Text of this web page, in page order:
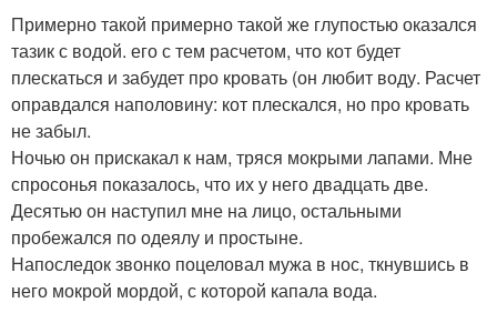
Примерно такой примерно такой же глупостью оказался
тазик с водой. его с тем расчетом, что кот будет
плескаться и забудет про кровать (он любит воду. Расчет
оправдался наполовину: кот плескался, но про кровать
не забыл.
Ночью он прискакал к нам, тряся мокрыми лапами. Мне
спросонья показалось, что их у него двадцать две.
Десятью он наступил мне на лицо, остальными
пробежался по одеялу и простыне.
Напоследок звонко поцеловал мужа в нос, ткнувшись в
него мокрой мордой, с которой капала вода.